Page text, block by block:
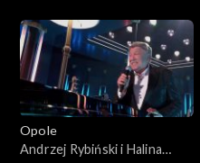
63. KFPP: Koncert
„Autobiografia. Jubileusz
Bogdana Olewicza”
Opole
Andrzej Rybiński i Halina